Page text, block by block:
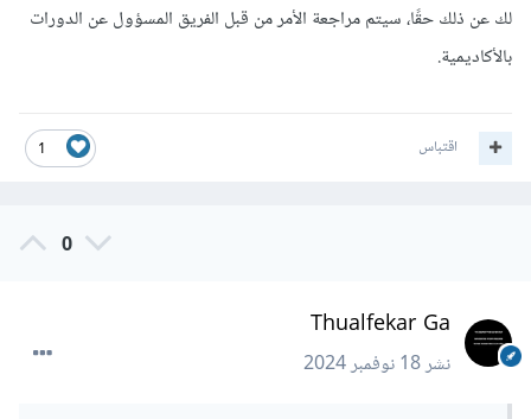
لك عن ذلك حقًا، سيتم مراجعة الأمر من قبل الفريق المسؤول عن الدورات
بالأكاديمية.
1 اقتباس
0
Thualfekar Ga
نشر18 نوفمبر 2024